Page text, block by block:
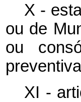
X -
ou de
ou
XI -